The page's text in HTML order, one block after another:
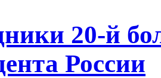
20-й
России